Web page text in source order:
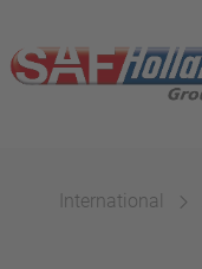
International